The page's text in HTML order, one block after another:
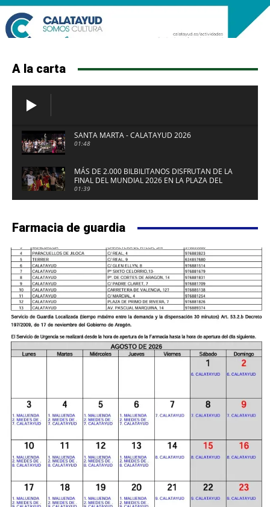
A la carta
SANTA MARTA - CALATAYUD 2026
01:48
MÁS DE 2.000 BILBILITANOS DISFRUTAN DE LA
FINAL DEL MUNDIAL 2026 EN LA PLAZA DEL
FUERTE DE CALATAYUD
01:39
Farmacia de guardia